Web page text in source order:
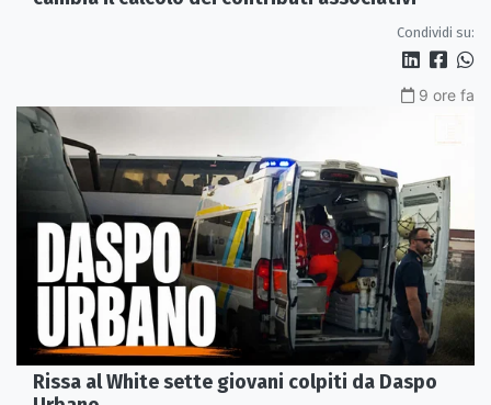
Condividi su:
9 ore fa
Rissa al White sette giovani colpiti da Daspo